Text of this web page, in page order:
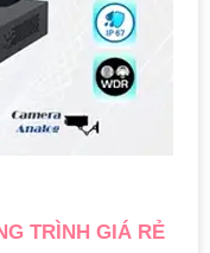
TRÌNH GIÁ RẺ